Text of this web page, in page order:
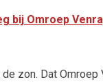
bij Omroep
zon. Dat